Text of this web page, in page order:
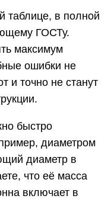
таблице, в полной
ГОСТу.
максимум
ошибки не
и точно не станут
быстро
диаметром
диаметр в
что её масса
включает в